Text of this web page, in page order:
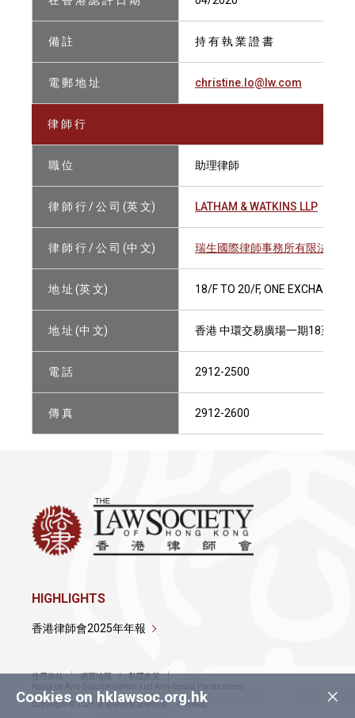
備 註 持 有 執 業 證 書
電 郵 地 址 christine.lo@lw.com
律 師 行
職 位 助理律師
律 師 行 / 公 司 (英 文) LATHAM & WATKINS LLP
律 師 行 / 公 司 (中 文) 瑞生國際律師事務所有限法律責
地 址 (英 文) 18/F TO 20/F, ONE EXCHANGE
地 址 (中 文) 香港 中環交易廣場一期18至20樓
電 話 2912-2500
傳 真 2912-2600
×
Cookies on hklawsoc.org.hk
HIGHLIGHTS
香港律師會2025年年報
使用條款 網頁地圖
私隱政策
Policy on Anti-Discrimination and Anti-Sexual Harassment
Copyright © 2026 香港律師會版權所有，不得轉載